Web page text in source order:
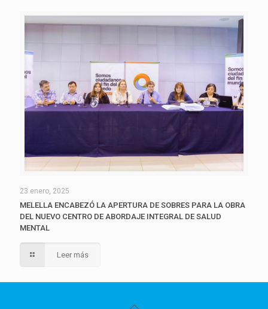
23 enero, 2025
MELELLA ENCABEZÓ LA APERTURA DE SOBRES PARA LA OBRA
DEL NUEVO CENTRO DE ABORDAJE INTEGRAL DE SALUD
MENTAL
Leer más